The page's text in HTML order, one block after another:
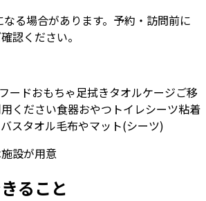
る場合があります。予約・訪問前に
認ください。
フードおもちゃ足拭きタオルケージご移
ください食器おやつ トイレシーツ粘着
バスタオル毛布やマット(シーツ)
設が用意
ること